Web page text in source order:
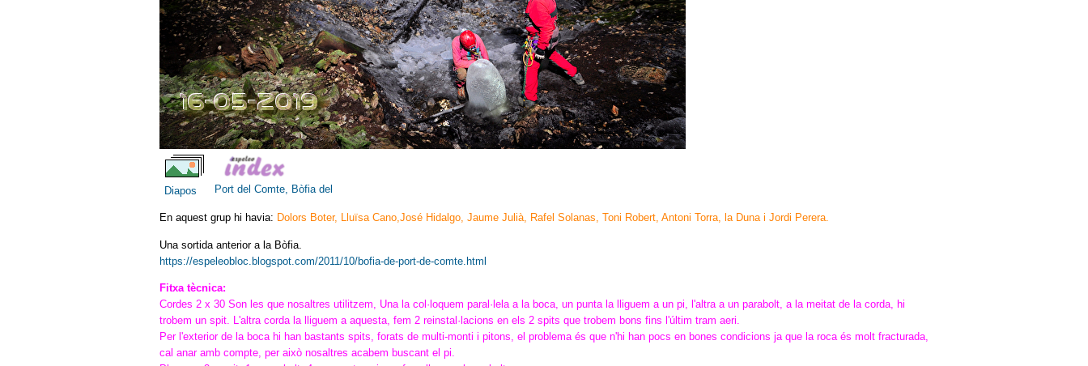
Diapos Port del Comte, Bòfia del
En aquest grup hi havia: Dolors Boter, Lluïsa Cano,José Hidalgo, Jaume Julià, Rafel Solanas, Toni Robert, Antoni Torra, la Duna i Jordi Perera.
Una sortida anterior a la Bòfia.
https://espeleobloc.blogspot.com/2011/10/bofia-de-port-de-comte.html
Fitxa tècnica:
Cordes 2 x 30 Son les que nosaltres utilitzem, Una la col·loquem paral·lela a la boca, un punta la lliguem a un pi, l'altra a un parabolt, a la meitat de la corda, hi
trobem un spit. L'altra corda la lliguem a aquesta, fem 2 reinstal·lacions en els 2 spits que trobem bons fins l'últim tram aeri.
Per l'exterior de la boca hi han bastants spits, forats de multi-monti i pitons, el problema és que n'hi han pocs en bones condicions ja que la roca és molt fracturada,
cal anar amb compte, per això nosaltres acabem buscant el pi.